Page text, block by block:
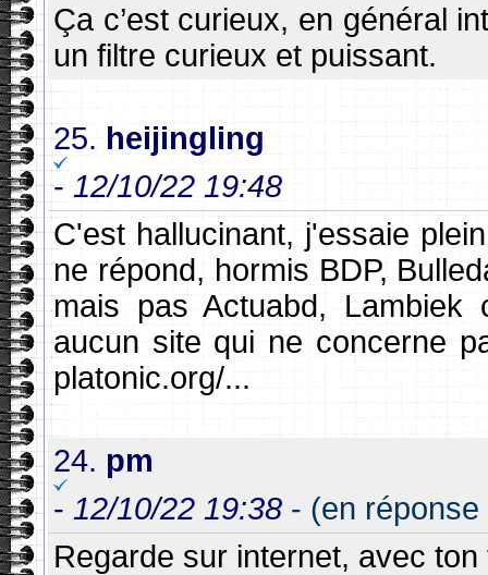
Ça c’est curieux, en général
un filtre curieux et puissant.
25. heijingling
- 12/10/22 19:48
C'est hallucinant, j'essaie
ne répond, hormis BDP,
mais pas Actuabd, Lambiek
aucun site qui ne concerne
platonic.org/...
24. pm
- 12/10/22 19:38 - (en
Regarde sur internet, avec ton